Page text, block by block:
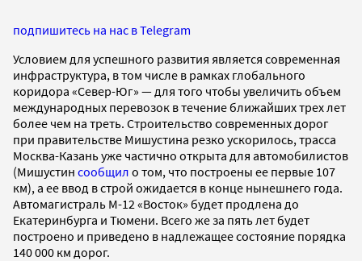
подпишитесь на нас в Telegram
Условием для успешного развития является современная
инфраструктура, в том числе в рамках глобального
коридора «Север-Юг» — для того чтобы увеличить объем
международных перевозок в течение ближайших трех лет
более чем на треть. Строительство современных дорог
при правительстве Мишустина резко ускорилось, трасса
Москва-Казань уже частично открыта для автомобилистов
(Мишустин сообщил о том, что построены ее первые 107
км), а ее ввод в строй ожидается в конце нынешнего года.
Автомагистраль М-12 «Восток» будет продлена до
Екатеринбурга и Тюмени. Всего же за пять лет будет
построено и приведено в надлежащее состояние порядка
140 000 км дорог.